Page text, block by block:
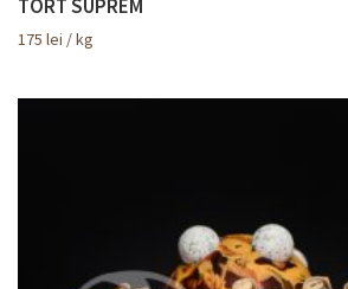
TORT SUPREM
175 lei / kg